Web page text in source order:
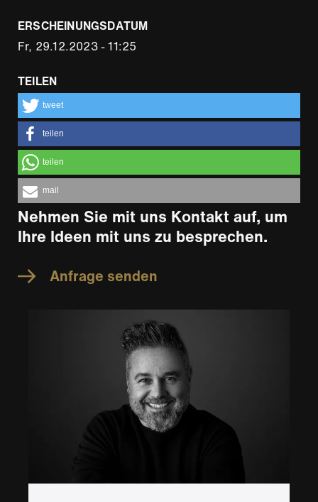
ERSCHEINUNGSDATUM
Fr, 29.12.2023 - 11:25
TEILEN
tweet
teilen
teilen
mail
Nehmen Sie mit uns Kontakt auf, um
Ihre Ideen mit uns zu besprechen.
Anfrage senden